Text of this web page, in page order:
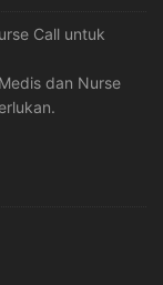
Call untuk
dan Nurse